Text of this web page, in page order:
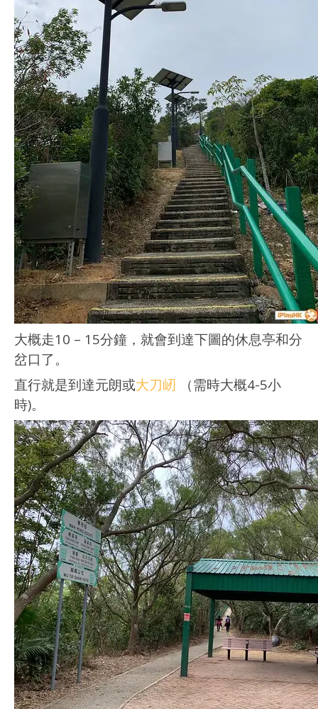
大概走10 – 15分鐘，就會到達下圖的休息亭和分
岔口了。
直行就是到達元朗或大刀屻
（需時大概4-5小
時)。